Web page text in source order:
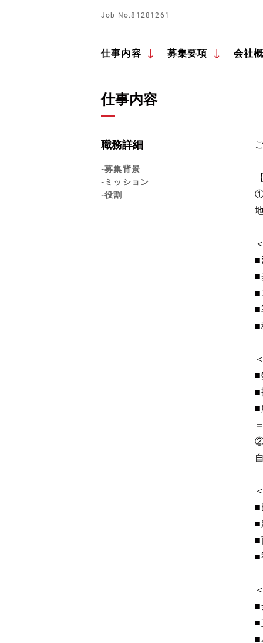
Job No.81281261
仕事内容 募集要項 会社
仕事内容
職務詳細
-募集背景
-ミッション
-役割
①
■
■
■
■
■
■
■
■
②
■
■
■
■
■
■
■